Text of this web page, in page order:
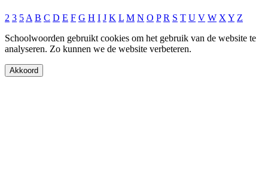
2 3 5A B C D E F G H I J K L M N O P R S T U V W XY Z
Schoolwoorden gebruikt cookies om het gebruik van de website te
analyseren. Zo kunnen we de website verbeteren.
Akkoord